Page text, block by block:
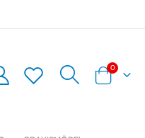
Warenkorb
0Artikel